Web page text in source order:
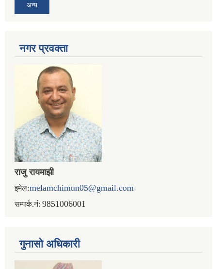
अन्य
नगर प्रव‌क्ता
राजु रायमाझी
इमेल:melamchimun05@gmail.com
सम्पर्क.नं: 9851006001
गुनासो अधिकारी